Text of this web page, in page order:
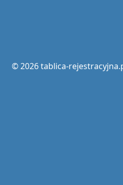
© 2026 tablica-